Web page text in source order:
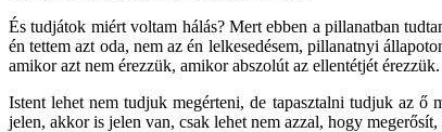
És tudjátok miért voltam hálás? Mert ebben a pillanatban
én tettem azt oda, nem az én lelkesedésem, pillanatnyi
amikor azt nem érezzük, amikor abszolút az ellentétjét érezzük.
Istent lehet nem tudjuk megérteni, de tapasztalni tudjuk az ő
jelen, akkor is jelen van, csak lehet nem azzal, hogy